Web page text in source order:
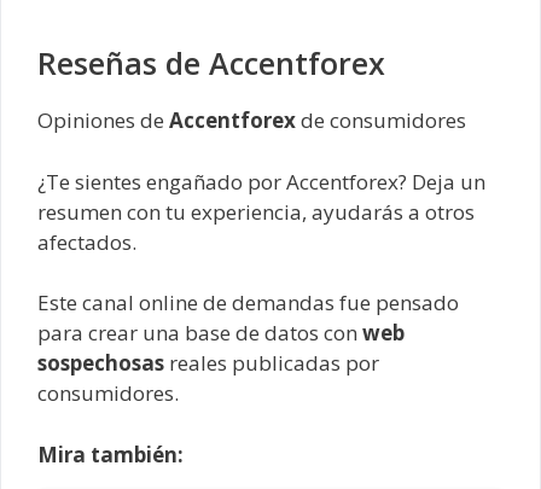
Reseñas de Accentforex
Opiniones de Accentforexde consumidores
¿Te sientes engañado por Accentforex? Deja un
resumen con tu experiencia, ayudarás a otros
afectados.
Este canal online de demandas fue pensado
para crear una base de datos con web
sospechosas reales publicadas por
consumidores.
Mira también: